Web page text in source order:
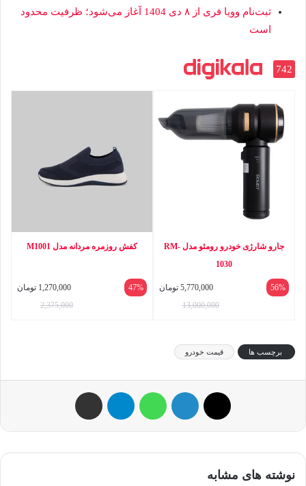
ثبت‌نام وویا فری از ۸ دی 1404 آغاز می‌شود؛ ظرفیت محدود
است
742
جارو شارژی خودرو رومئو مدل RM-
1030
56%
5,770,000 تومان
13,000,000
کفش روزمره مردانه مدل M1001
47%
1,270,000 تومان
2,375,000
برچسب ها قیمت خودرو
ایکس لینکداین تلگرام
نوشته های مشابه